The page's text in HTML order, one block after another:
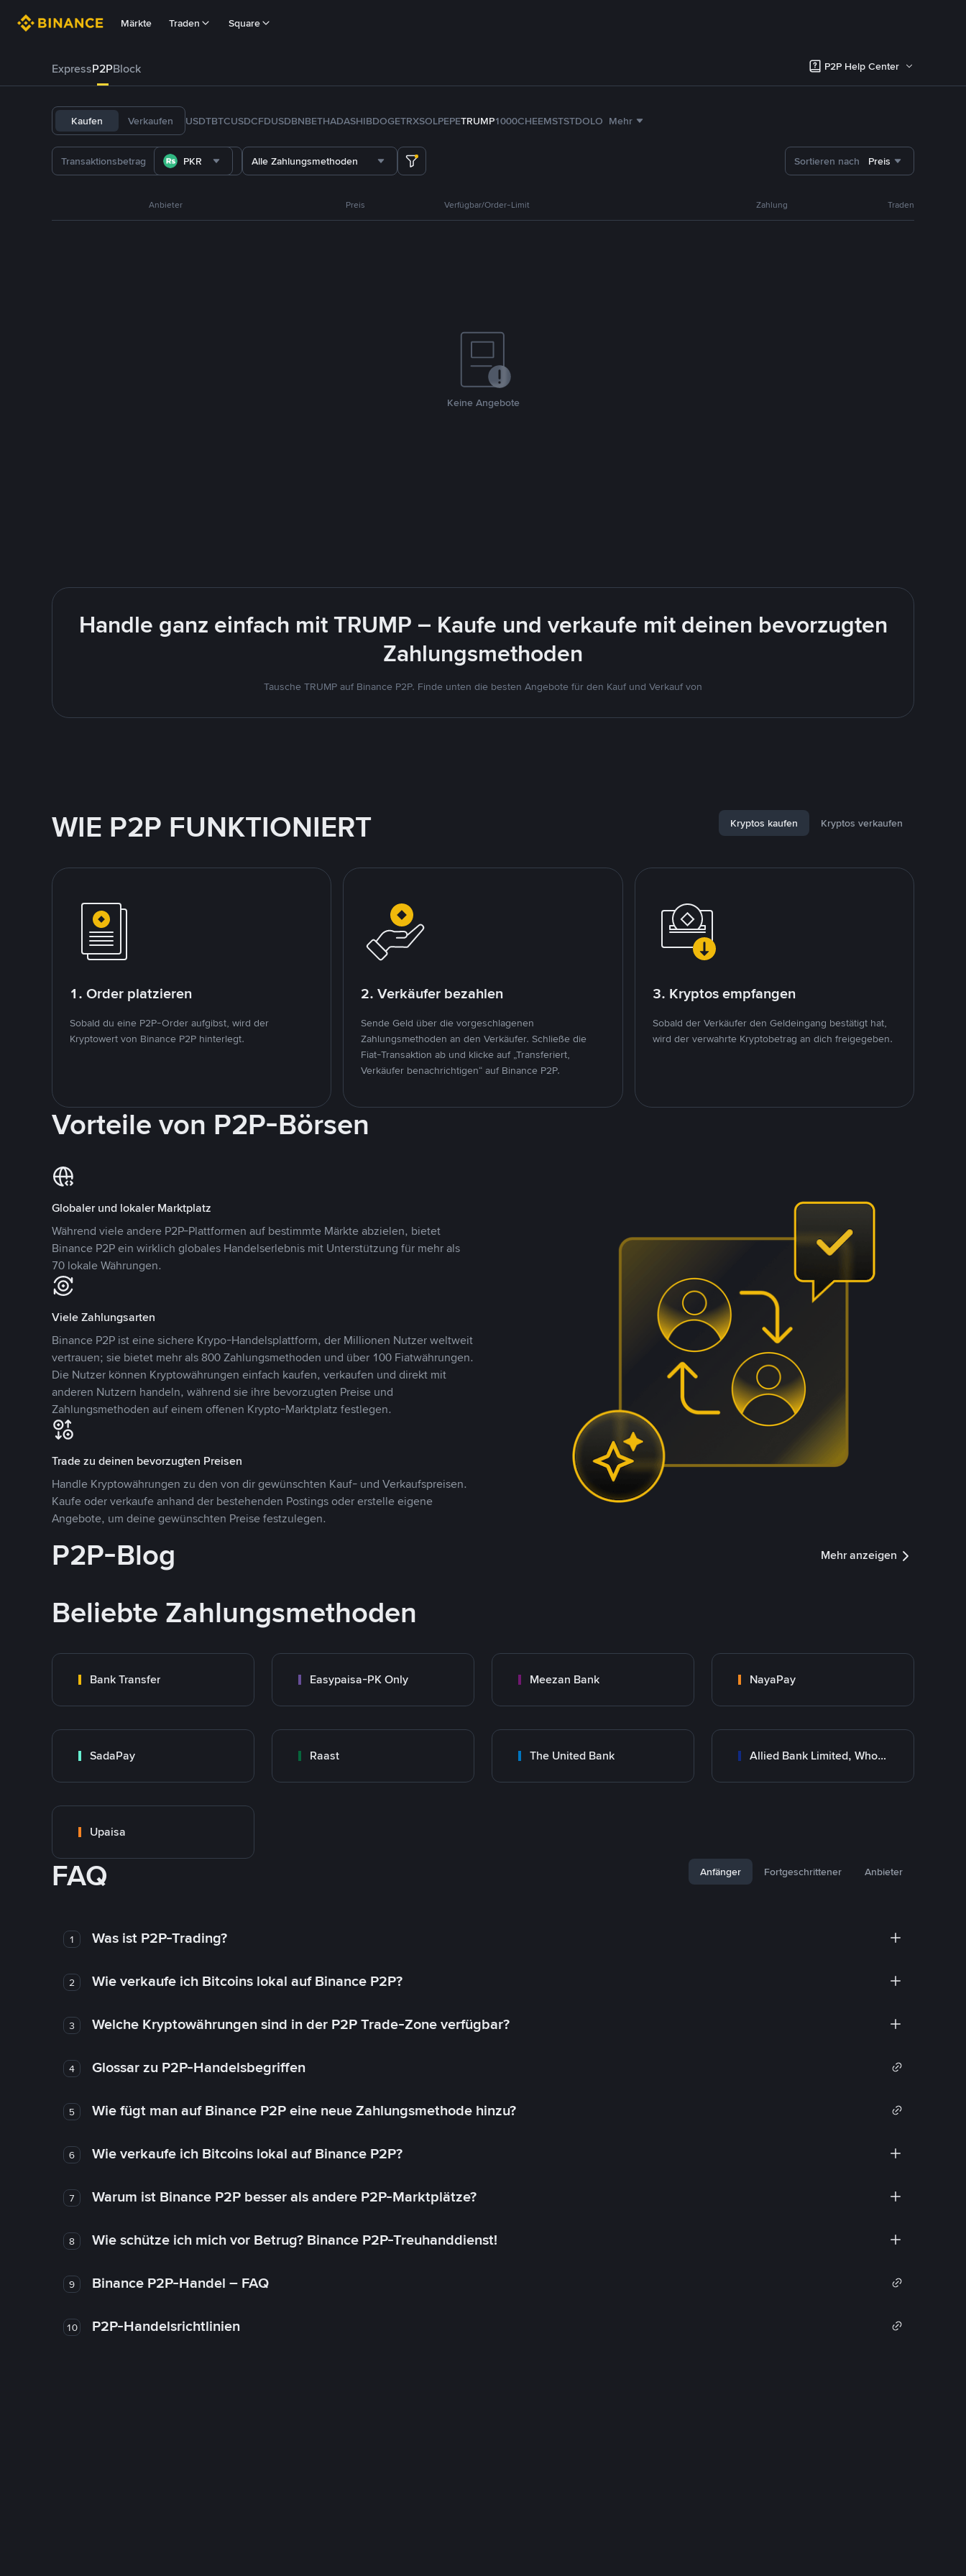
Märkte Traden Square
ExpressP2PBlock P2P Help Center
Kaufen Verkaufen USDTBTCUSDCFDUSDBNBETHADASHIBDOGETRXSOLPEPETRUMP1000CHEEMSTSTDOLO Mehr
PKR Alle Zahlungsmethoden Sortieren nach Preis
Anbieter Preis Verfügbar/Order-Limit Zahlung Traden
Keine Angebote
Handle ganz einfach mit TRUMP – Kaufe und verkaufe mit deinen bevorzugten
Zahlungsmethoden
Tausche TRUMP auf Binance P2P. Finde unten die besten Angebote für den Kauf und Verkauf von
WIE P2P FUNKTIONIERT Kryptos kaufen Kryptos verkaufen
1. Order platzieren
Sobald du eine P2P-Order aufgibst, wird der
Kryptowert von Binance P2P hinterlegt.
2. Verkäufer bezahlen
Sende Geld über die vorgeschlagenen
Zahlungsmethoden an den Verkäufer. Schließe die
Fiat-Transaktion ab und klicke auf „Transferiert,
Verkäufer benachrichtigen“ auf Binance P2P.
3. Kryptos empfangen
Sobald der Verkäufer den Geldeingang bestätigt hat,
wird der verwahrte Kryptobetrag an dich freigegeben.
Vorteile von P2P-Börsen
Globaler und lokaler Marktplatz
Während viele andere P2P-Plattformen auf bestimmte Märkte abzielen, bietet
Binance P2P ein wirklich globales Handelserlebnis mit Unterstützung für mehr als
70 lokale Währungen.
Viele Zahlungsarten
Binance P2P ist eine sichere Krypo-Handelsplattform, der Millionen Nutzer weltweit
vertrauen; sie bietet mehr als 800 Zahlungsmethoden und über 100 Fiatwährungen.
Die Nutzer können Kryptowährungen einfach kaufen, verkaufen und direkt mit
anderen Nutzern handeln, während sie ihre bevorzugten Preise und
Zahlungsmethoden auf einem offenen Krypto-Marktplatz festlegen.
Trade zu deinen bevorzugten Preisen
Handle Kryptowährungen zu den von dir gewünschten Kauf- und Verkaufspreisen.
Kaufe oder verkaufe anhand der bestehenden Postings oder erstelle eigene
Angebote, um deine gewünschten Preise festzulegen.
P2P-Blog Mehr anzeigen
Beliebte Zahlungsmethoden
Bank Transfer Easypaisa-PK Only Meezan Bank NayaPay
SadaPay Raast The United Bank Allied Bank Limited, Wholesale Branch
Upaisa
FAQ Anfänger Fortgeschrittener Anbieter
1 Was ist P2P-Trading?
2 Wie verkaufe ich Bitcoins lokal auf Binance P2P?
3 Welche Kryptowährungen sind in der P2P Trade-Zone verfügbar?
4 Glossar zu P2P-Handelsbegriffen
5 Wie fügt man auf Binance P2P eine neue Zahlungsmethode hinzu?
6 Wie verkaufe ich Bitcoins lokal auf Binance P2P?
7 Warum ist Binance P2P besser als andere P2P-Marktplätze?
8 Wie schütze ich mich vor Betrug? Binance P2P-Treuhanddienst!
9 Binance P2P-Handel – FAQ
10 P2P-Handelsrichtlinien